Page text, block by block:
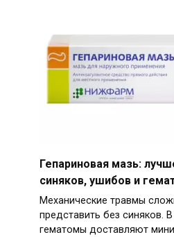
Гепариновая мазь:
синяков, ушибов и
Механические травмы
представить без синяков.
гематомы доставляют